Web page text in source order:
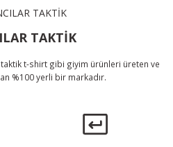
daha pahalı.
olmalı.
TAKTİK
taktik t-shirt gibi giyim ürünleri üreten ve
%100 yerli bir markadır.